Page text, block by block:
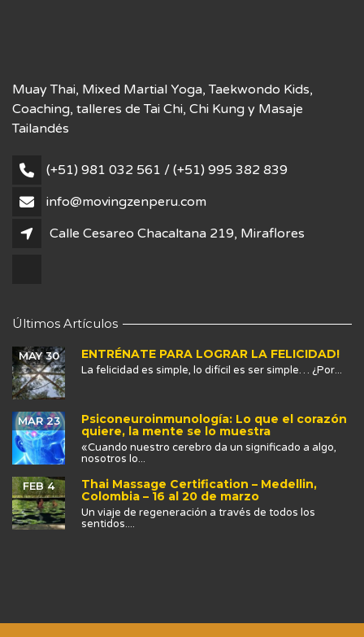
Muay Thai, Mixed Martial Yoga, Taekwondo Kids,
Coaching, talleres de Tai Chi, Chi Kung y Masaje
Tailandés
(+51) 981 032 561 / (+51) 995 382 839
info@movingzenperu.com
Calle Cesareo Chacaltana 219, Miraflores
Últimos Artículos
ENTRÉNATE PARA LOGRAR LA FELICIDAD!
MAY 30
La felicidad es simple, lo difícil es ser simple… ¿Por...
Psiconeuroinmunología: Lo que el corazón
quiere, la mente se lo muestra
MAR 23
«Cuando nuestro cerebro da un significado a algo,
nosotros lo...
Thai Massage Certification – Medellin,
Colombia – 16 al 20 de marzo
FEB 4
Un viaje de regeneración a través de todos los
sentidos....